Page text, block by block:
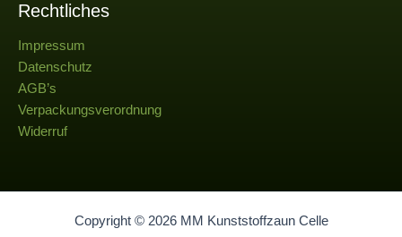
Rechtliches
Impressum
Datenschutz
AGB’s
Verpackungsverordnung
Widerruf
Copyright © 2026 MM Kunststoffzaun Celle